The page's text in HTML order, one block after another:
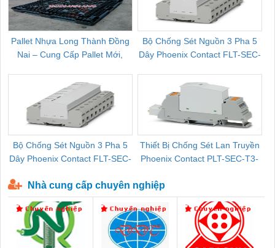
Pallet Nhựa Long Thành Đồng
Nai – Cung Cấp Pallet Mới,
Bộ Chống Sét Nguồn 3 Pha 5
Dây Phoenix Contact FLT-SEC-
Bộ Chống Sét Nguồn 3 Pha 5
Dây Phoenix Contact FLT-SEC-
Thiết Bị Chống Sét Lan Truyền
Phoenix Contact PLT-SEC-T3-
Nhà cung cấp chuyên nghiệp